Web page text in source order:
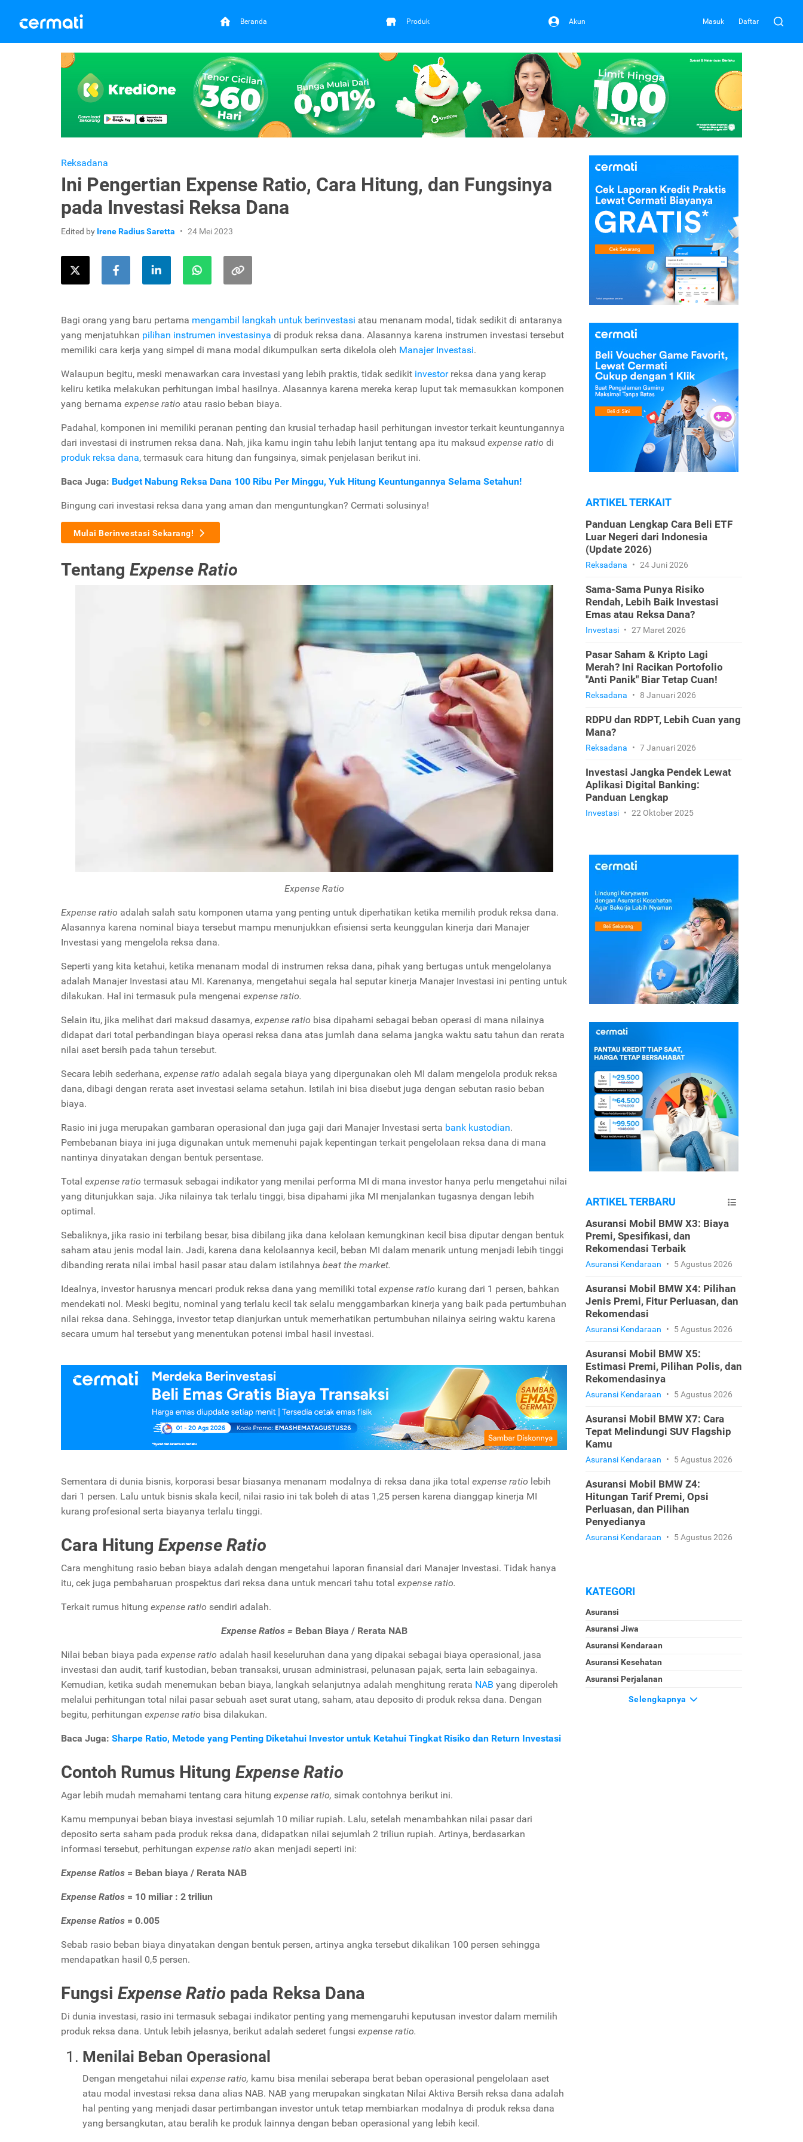
Beranda Produk Akun Masuk Daftar
Reksadana
Ini Pengertian Expense Ratio, Cara Hitung, dan Fungsinya
pada Investasi Reksa Dana
Edited by Irene Radius Saretta 24 Mei 2023
Bagi orang yang baru pertama mengambil langkah untuk berinvestasi atau menanam modal, tidak sedikit di antaranya
yang menjatuhkan pilihan instrumen investasinya di produk reksa dana. Alasannya karena instrumen investasi tersebut
memiliki cara kerja yang simpel di mana modal dikumpulkan serta dikelola oleh Manajer Investasi.
Walaupun begitu, meski menawarkan cara investasi yang lebih praktis, tidak sedikit investorreksa dana yang kerap
keliru ketika melakukan perhitungan imbal hasilnya. Alasannya karena mereka kerap luput tak memasukkan komponen
yang bernama expense ratio atau rasio beban biaya.
Padahal, komponen ini memiliki peranan penting dan krusial terhadap hasil perhitungan investor terkait keuntungannya
dari investasi di instrumen reksa dana. Nah, jika kamu ingin tahu lebih lanjut tentang apa itu maksud expense ratio di
produk reksa dana, termasuk cara hitung dan fungsinya, simak penjelasan berikut ini.
Baca Juga: Budget Nabung Reksa Dana 100 Ribu Per Minggu, Yuk Hitung Keuntungannya Selama Setahun!
Bingung cari investasi reksa dana yang aman dan menguntungkan? Cermati solusinya!
Mulai Berinvestasi Sekarang!
Tentang Expense Ratio
Expense Ratio
Expense ratio adalah salah satu komponen utama yang penting untuk diperhatikan ketika memilih produk reksa dana.
Alasannya karena nominal biaya tersebut mampu menunjukkan efisiensi serta keunggulan kinerja dari Manajer
Investasi yang mengelola reksa dana.
Seperti yang kita ketahui, ketika menanam modal di instrumen reksa dana, pihak yang bertugas untuk mengelolanya
adalah Manajer Investasi atau MI. Karenanya, mengetahui segala hal seputar kinerja Manajer Investasi ini penting untuk
dilakukan. Hal ini termasuk pula mengenai expense ratio.
Selain itu, jika melihat dari maksud dasarnya, expense ratio bisa dipahami sebagai beban operasi di mana nilainya
didapat dari total perbandingan biaya operasi reksa dana atas jumlah dana selama jangka waktu satu tahun dan rerata
nilai aset bersih pada tahun tersebut.
Secara lebih sederhana, expense ratio adalah segala biaya yang dipergunakan oleh MI dalam mengelola produk reksa
dana, dibagi dengan rerata aset investasi selama setahun. Istilah ini bisa disebut juga dengan sebutan rasio beban
biaya.
Rasio ini juga merupakan gambaran operasional dan juga gaji dari Manajer Investasi serta bank kustodian.
Pembebanan biaya ini juga digunakan untuk memenuhi pajak kepentingan terkait pengelolaan reksa dana di mana
nantinya dinyatakan dengan bentuk persentase.
Total expense ratio termasuk sebagai indikator yang menilai performa MI di mana investor hanya perlu mengetahui nilai
yang ditunjukkan saja. Jika nilainya tak terlalu tinggi, bisa dipahami jika MI menjalankan tugasnya dengan lebih
optimal.
Sebaliknya, jika rasio ini terbilang besar, bisa dibilang jika dana kelolaan kemungkinan kecil bisa diputar dengan bentuk
saham atau jenis modal lain. Jadi, karena dana kelolaannya kecil, beban MI dalam menarik untung menjadi lebih tinggi
dibanding rerata nilai imbal hasil pasar atau dalam istilahnya beat the market.
Idealnya, investor harusnya mencari produk reksa dana yang memiliki total expense ratio kurang dari 1 persen, bahkan
mendekati nol. Meski begitu, nominal yang terlalu kecil tak selalu menggambarkan kinerja yang baik pada pertumbuhan
nilai reksa dana. Sehingga, investor tetap dianjurkan untuk memerhatikan pertumbuhan nilainya seiring waktu karena
secara umum hal tersebut yang menentukan potensi imbal hasil investasi.
Sementara di dunia bisnis, korporasi besar biasanya menanam modalnya di reksa dana jika total expense ratio lebih
dari 1 persen. Lalu untuk bisnis skala kecil, nilai rasio ini tak boleh di atas 1,25 persen karena dianggap kinerja MI
kurang profesional serta biayanya terlalu tinggi.
Cara Hitung Expense Ratio
Cara menghitung rasio beban biaya adalah dengan mengetahui laporan finansial dari Manajer Investasi. Tidak hanya
itu, cek juga pembaharuan prospektus dari reksa dana untuk mencari tahu total expense ratio.
Terkait rumus hitung expense ratio sendiri adalah.
Expense Ratios = Beban Biaya / Rerata NAB
Nilai beban biaya pada expense ratio adalah hasil keseluruhan dana yang dipakai sebagai biaya operasional, jasa
investasi dan audit, tarif kustodian, beban transaksi, urusan administrasi, pelunasan pajak, serta lain sebagainya.
Kemudian, ketika sudah menemukan beban biaya, langkah selanjutnya adalah menghitung rerata NAB yang diperoleh
melalui perhitungan total nilai pasar sebuah aset surat utang, saham, atau deposito di produk reksa dana. Dengan
begitu, perhitungan expense ratio bisa dilakukan.
Baca Juga: Sharpe Ratio, Metode yang Penting Diketahui Investor untuk Ketahui Tingkat Risiko dan Return Investasi
Contoh Rumus Hitung Expense Ratio
Agar lebih mudah memahami tentang cara hitung expense ratio, simak contohnya berikut ini.
Kamu mempunyai beban biaya investasi sejumlah 10 miliar rupiah. Lalu, setelah menambahkan nilai pasar dari
deposito serta saham pada produk reksa dana, didapatkan nilai sejumlah 2 triliun rupiah. Artinya, berdasarkan
informasi tersebut, perhitungan expense ratio akan menjadi seperti ini:
Expense Ratios = Beban biaya / Rerata NAB
Expense Ratios = 10 miliar : 2 triliun
Expense Ratios = 0.005
Sebab rasio beban biaya dinyatakan dengan bentuk persen, artinya angka tersebut dikalikan 100 persen sehingga
mendapatkan hasil 0,5 persen.
Fungsi Expense Ratio pada Reksa Dana
Di dunia investasi, rasio ini termasuk sebagai indikator penting yang memengaruhi keputusan investor dalam memilih
produk reksa dana. Untuk lebih jelasnya, berikut adalah sederet fungsi expense ratio.
Menilai Beban Operasional
Dengan mengetahui nilai expense ratio, kamu bisa menilai seberapa berat beban operasional pengelolaan aset
atau modal investasi reksa dana alias NAB. NAB yang merupakan singkatan Nilai Aktiva Bersih reksa dana adalah
hal penting yang menjadi dasar pertimbangan investor untuk tetap membiarkan modalnya di produk reksa dana
yang bersangkutan, atau beralih ke produk lainnya dengan beban operasional yang lebih kecil.
ARTIKEL TERKAIT
Panduan Lengkap Cara Beli ETF
Luar Negeri dari Indonesia
(Update 2026)
Reksadana • 24 Juni 2026
Sama-Sama Punya Risiko
Rendah, Lebih Baik Investasi
Emas atau Reksa Dana?
Investasi • 27 Maret 2026
Pasar Saham & Kripto Lagi
Merah? Ini Racikan Portofolio
"Anti Panik" Biar Tetap Cuan!
Reksadana • 8 Januari 2026
RDPU dan RDPT, Lebih Cuan yang
Mana?
Reksadana • 7 Januari 2026
Investasi Jangka Pendek Lewat
Aplikasi Digital Banking:
Panduan Lengkap
Investasi • 22 Oktober 2025
ARTIKEL TERBARU
Asuransi Mobil BMW X3: Biaya
Premi, Spesifikasi, dan
Rekomendasi Terbaik
Asuransi Kendaraan • 5 Agustus 2026
Asuransi Mobil BMW X4: Pilihan
Jenis Premi, Fitur Perluasan, dan
Rekomendasi
Asuransi Kendaraan • 5 Agustus 2026
Asuransi Mobil BMW X5:
Estimasi Premi, Pilihan Polis, dan
Rekomendasinya
Asuransi Kendaraan • 5 Agustus 2026
Asuransi Mobil BMW X7: Cara
Tepat Melindungi SUV Flagship
Kamu
Asuransi Kendaraan • 5 Agustus 2026
Asuransi Mobil BMW Z4:
Hitungan Tarif Premi, Opsi
Perluasan, dan Pilihan
Penyedianya
Asuransi Kendaraan • 5 Agustus 2026
KATEGORI
Asuransi
Asuransi Jiwa
Asuransi Kendaraan
Asuransi Kesehatan
Asuransi Perjalanan
Selengkapnya